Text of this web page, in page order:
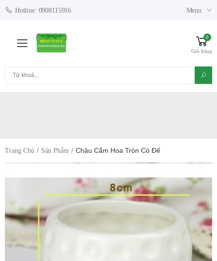
Hotline: 0908115916 Menu
Toggle mobile menu
0
Giỏ hàng
Trang Chủ Sản Phẩm Chậu Cắm Hoa Tròn Có Đế